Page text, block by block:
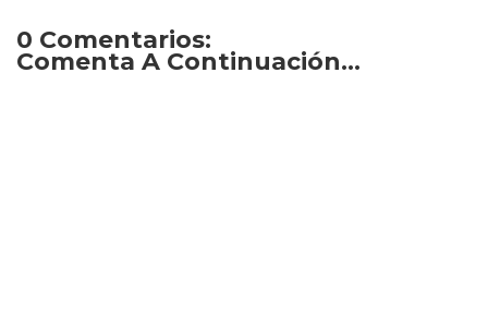
0 Comentarios:
Comenta A Continuación...